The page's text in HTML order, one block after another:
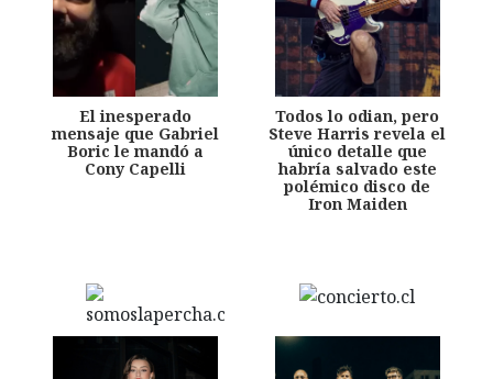
El inesperado
mensaje que Gabriel
Boric le mandó a
Cony Capelli
Todos lo odian, pero
Steve Harris revela el
único detalle que
habría salvado este
polémico disco de
Iron Maiden